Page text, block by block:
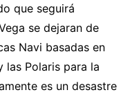
que seguirá
se dejaran de
Navi basadas en
las Polaris para la
es un desastre